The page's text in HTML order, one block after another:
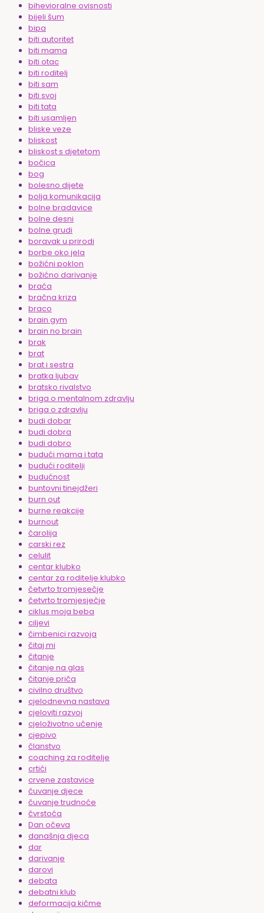
bihevioralne ovisnosti
bijeli šum
bipa
biti autoritet
biti mama
biti otac
biti roditelj
biti sam
biti svoj
biti tata
biti usamljen
bliske veze
bliskost
bliskost s djetetom
bočica
bog
bolesno dijete
bolja komunikacija
bolne bradavice
bolne desni
bolne grudi
boravak u prirodi
borbe oko jela
božićni poklon
božićno darivanje
braća
bračna kriza
braco
brain gym
brain no brain
brak
brat
brat i sestra
bratka ljubav
bratsko rivalstvo
briga o mentalnom zdravlju
briga o zdravlju
budi dobar
budi dobra
budi dobro
budući mama i tata
budući roditelji
budućnost
buntovni tinejdžeri
burn out
burne reakcije
burnout
čarolija
carski rez
celulit
centar klubko
centar za roditelje klubko
četvrto tromjesečje
četvrto tromjesječje
ciklus moja beba
ciljevi
čimbenici razvoja
čitaj mi
čitanje
čitanje na glas
čitanje priča
civilno društvo
cjelodnevna nastava
cjeloviti razvoj
cjeloživotno učenje
cjepivo
članstvo
coaching za roditelje
crtići
crvene zastavice
čuvanje djece
čuvanje trudnoće
čvrstoća
Dan očeva
današnja djeca
dar
darivanje
darovi
debata
debatni klub
deformacija kičme